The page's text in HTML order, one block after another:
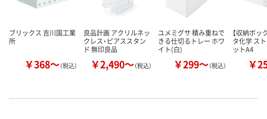
ブリックス 吉川国工業
所
￥368～（税込）
良品計画 アクリルネッ
クレス・ピアススタン
ド 無印良品
￥2,490～（税込）
ユメミグサ 積み重ねで
きる仕切るトレー ホワ
イト(白)
￥299～（税込）
【収納ボッ
タ化学 ス
ットA4
￥